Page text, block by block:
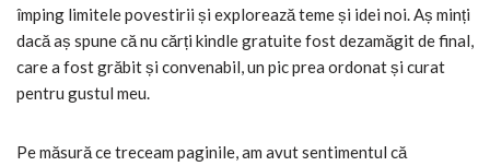
împing limitele povestirii și explorează teme și idei noi. Aș minți
dacă aș spune că nu cărți kindle gratuite fost dezamăgit de final,
care a fost grăbit și convenabil, un pic prea ordonat și curat
pentru gustul meu.
Pe măsură ce treceam paginile, am avut sentimentul că